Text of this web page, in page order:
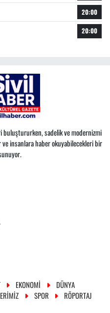
20:00
20:00
buluştururken, sadelik ve modernizmi
insanlara haber okuyabilecekleri bir
EKONOMİ
DÜNYA
SPOR RÖPORTAJ